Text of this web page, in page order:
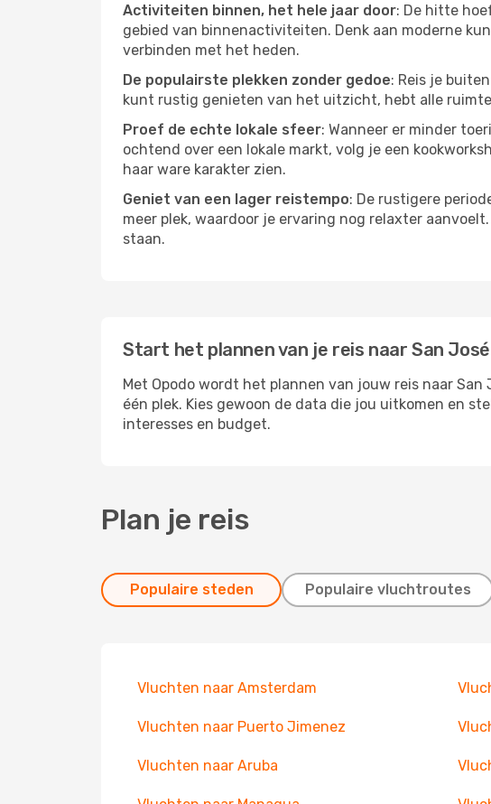
Activiteiten binnen, het hele jaar door: De hitte
gebied van binnenactiviteiten. Denk aan moderne
verbinden met het heden.
De populairste plekken zonder gedoe: Reis je
kunt rustig genieten van het uitzicht, hebt alle
Proef de echte lokale sfeer: Wanneer er minder
ochtend over een lokale markt, volg je een
haar ware karakter zien.
Geniet van een lager reistempo: De rustigere
meer plek, waardoor je ervaring nog relaxter
staan.
Start het plannen van je reis naar San
Met Opodo wordt het plannen van jouw reis naar
één plek. Kies gewoon de data die jou uitkomen en
interesses en budget.
Plan je reis
Populaire steden Populaire vluchtroutes
Vluchten naar Amsterdam
Vluchten naar Puerto Jimenez
Vluchten naar Aruba